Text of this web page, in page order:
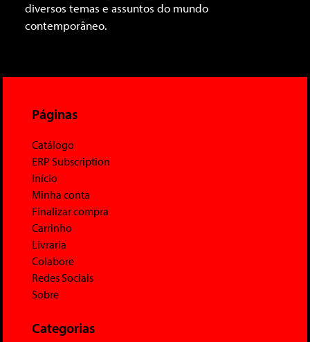
diversos temas e assuntos do mundo
contemporâneo.
Páginas
Catálogo
ERP Subscription
Início
Minha conta
Finalizar compra
Carrinho
Livraria
Colabore
Redes Sociais
Sobre
Categorias